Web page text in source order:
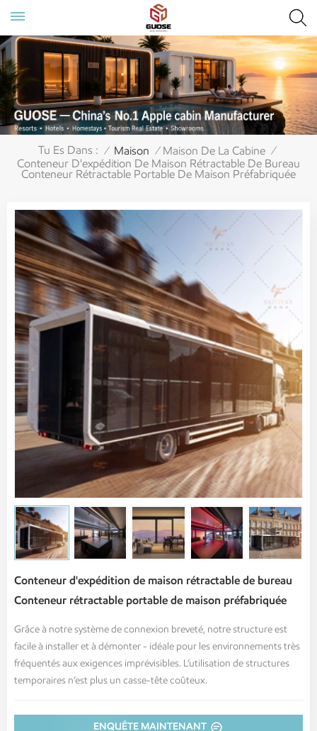
Tu Es Dans : / Maison / Maison De La Cabine /
Conteneur D'expédition De Maison Rétractable De Bureau
Conteneur Rétractable Portable De Maison Préfabriquée
Conteneur d'expédition de maison rétractable de bureau
Conteneur rétractable portable de maison préfabriquée
Grâce à notre système de connexion breveté, notre structure est
facile à installer et à démonter - idéale pour les environnements très
fréquentés aux exigences imprévisibles. L’utilisation de structures
temporaires n’est plus un casse-tête coûteux.
ENQUÊTE MAINTENANT